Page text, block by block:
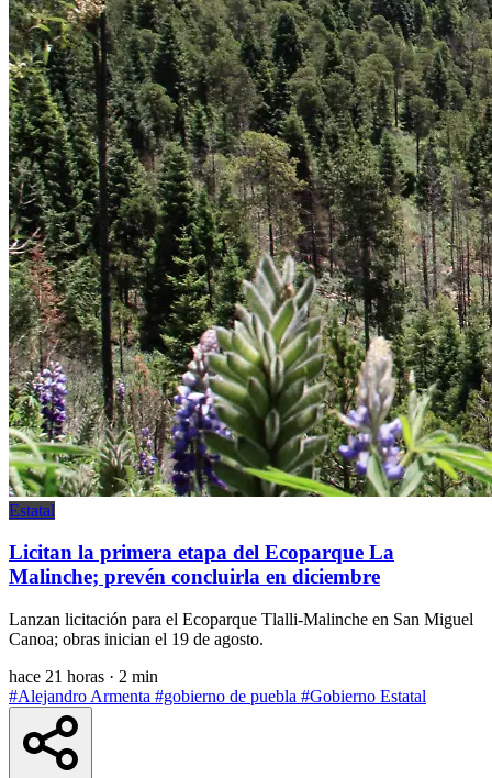
Estatal
Licitan la primera etapa del Ecoparque La
Malinche; prevén concluirla en diciembre
Lanzan licitación para el Ecoparque Tlalli-Malinche en San Miguel
Canoa; obras inician el 19 de agosto.
hace 21 horas · 2 min
#Alejandro Armenta #gobierno de puebla #Gobierno Estatal